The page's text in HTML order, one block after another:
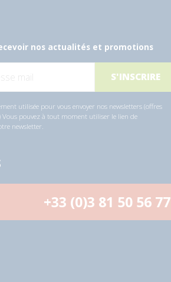
nos actualités et promotions
utilisée pour vous envoyer nos newsletters (offres
pouvez à tout moment utiliser le lien de
newsletter.
+33 (0)3 81 50 56 77